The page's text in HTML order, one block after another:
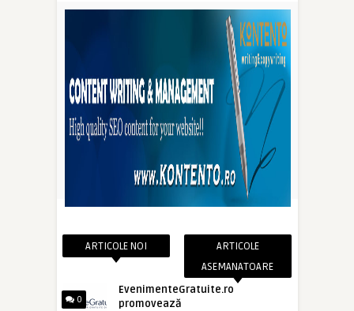
ARTICOLE NOI
0
EvenimenteGratuite.ro
promovează
ARTICOLE
ASEMANATOARE